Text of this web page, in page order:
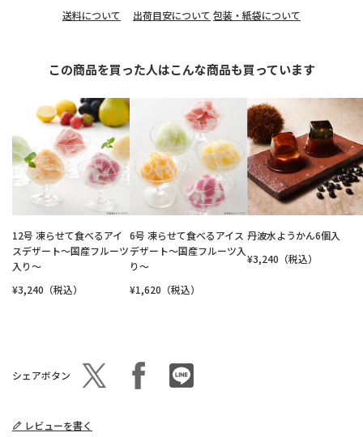
送料について 出荷目安について 包装・紙袋について
この商品を買った人はこんな商品も買っています
12号 凍らせて食べるアイ
スデザート～国産フルーツ
入り～
¥3,240（税込）
6号 凍らせて食べるアイス
デザート～国産フルーツ入
り～
¥1,620（税込）
丹波水ようかん6個入
¥3,240（税込）
シェアボタン
レビューを書く